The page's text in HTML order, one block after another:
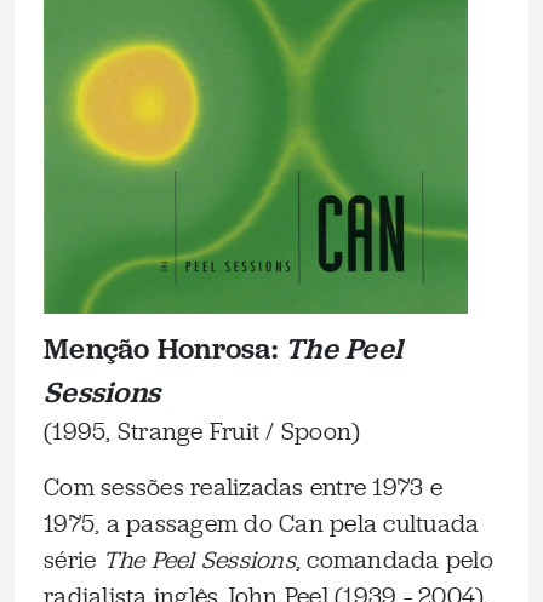
Menção Honrosa: The Peel
Sessions
(1995, Strange Fruit / Spoon)
Com sessões realizadas entre 1973 e
1975, a passagem do Can pela cultuada
série The Peel Sessions, comandada pelo